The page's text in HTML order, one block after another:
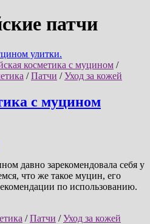
патчи
косметика с муцином /
/Патчи /Уход за кожей
с муцином
давно зарекомендовала себя у
что же такое муцин, его
по использованию.
/Патчи /Уход за кожей